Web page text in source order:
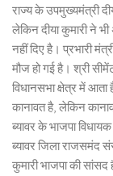
राज्य के उपमुख्यमंत्री
लेकिन दीया कुमारी ने
नहीं दिए है। प्रभारी
मौज हो गई है। श्री
विधानसभा क्षेत्र में
कानावत है, लेकिन
ब्यावर के भाजपा
ब्यावर जिला राजसमंद
कुमारी भाजपा की सांसद